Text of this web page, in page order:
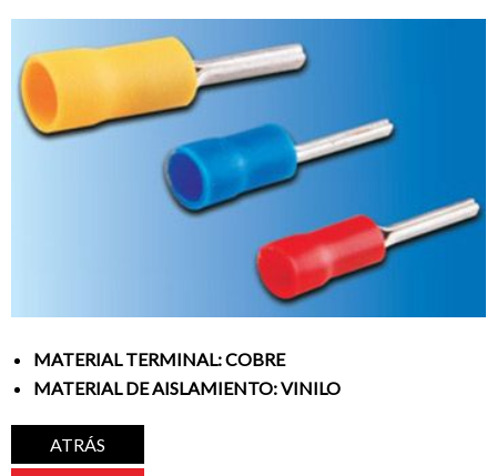
MATERIAL TERMINAL: COBRE
MATERIAL DE AISLAMIENTO: VINILO
ATRÁS